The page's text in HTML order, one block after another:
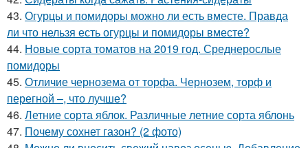
43. Огурцы и помидоры можно ли есть вместе. Правда
ли что нельзя есть огурцы и помидоры вместе?
44. Новые сорта томатов на 2019 год. Среднерослые
помидоры
45. Отличие чернозема от торфа. Чернозем, торф и
перегной –, что лучше?
46. Летние сорта яблок. Различные летние сорта яблонь
47. Почему сохнет газон? (2 фото)